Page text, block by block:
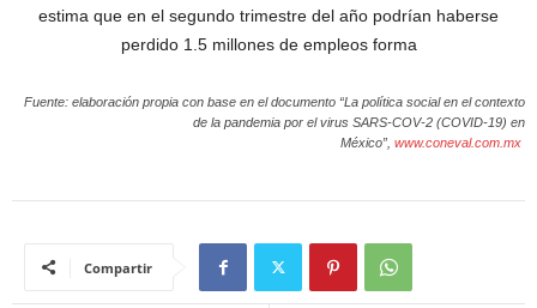
estima que en el segundo trimestre del año podrían haberse
perdido 1.5 millones de empleos forma
Fuente: elaboración propia con base en el documento “La política social en el contexto
de la pandemia por el virus SARS-COV-2 (COVID-19) en
México”, www.coneval.com.mx
Compartir